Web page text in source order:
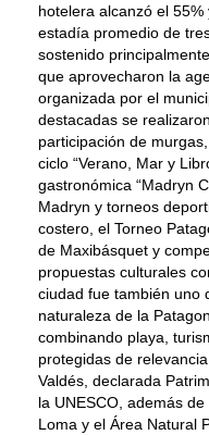
hotelera alcanzó el
estadía promedio de
sostenido
que aprovecharon la
organizada por el
destacadas se
participación de
ciclo “Verano, Mar y
gastronómica “Madryn
Madryn y torneos
costero, el Torneo
de Maxibásquet y
propuestas culturales
ciudad fue también uno
naturaleza de la
combinando playa,
protegidas de
Valdés, declarada
la UNESCO, además
Loma y el Área Natural